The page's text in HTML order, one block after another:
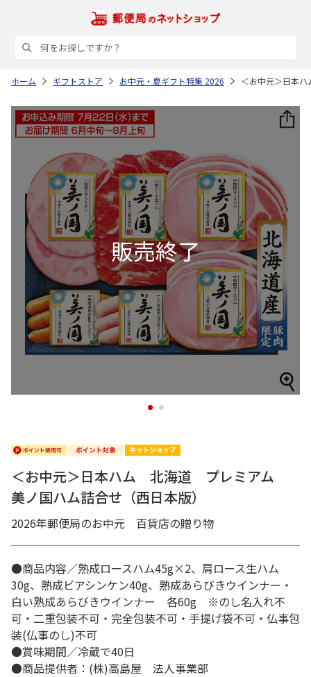
ホーム ギフトストア お中元・夏ギフト特集 2026 ＜お中元＞日本
1 2
＜お中元＞日本ハム 北海道 プレミアム
美ノ国ハム詰合せ（西日本版）
2026年郵便局のお中元 百貨店の贈り物
●商品内容／熟成ロースハム45g×2、肩ロース生ハム
30g、熟成ビアシンケン40g、熟成あらびきウインナー・
白い熟成あらびきウインナー 各60g ※のし名入れ不
可・二重包装不可・完全包装不可・手提げ袋不可・仏事包
装(仏事のし)不可
●賞味期間／冷蔵で40日
●商品提供者：(株)高島屋 法人事業部